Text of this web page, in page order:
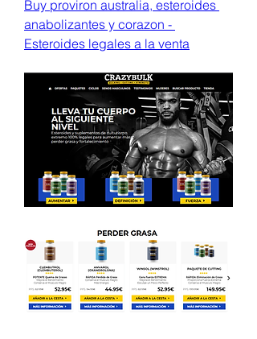
Buy proviron australia, esteroides
anabolizantes y corazon -
Esteroides legales a la venta